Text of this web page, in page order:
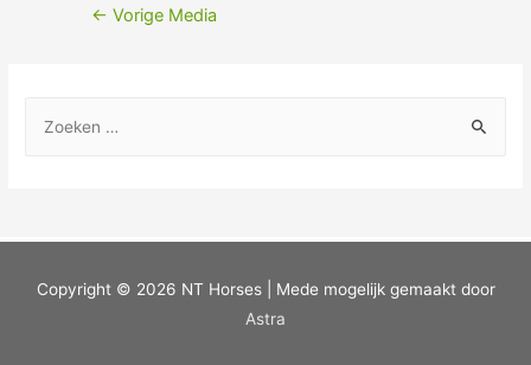
← Vorige Media
Copyright © 2026 NT Horses| Mede mogelijk gemaakt door
Astra